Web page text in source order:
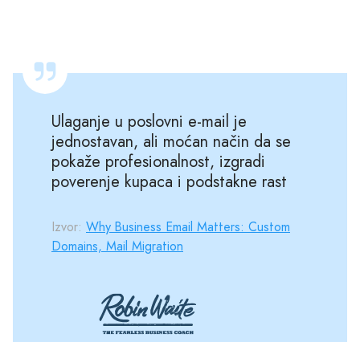
Ulaganje u poslovni e-mail je
jednostavan, ali moćan način da se
pokaže profesionalnost, izgradi
poverenje kupaca i podstakne rast
Izvor: Why Business Email Matters: Custom
Domains, Mail Migration